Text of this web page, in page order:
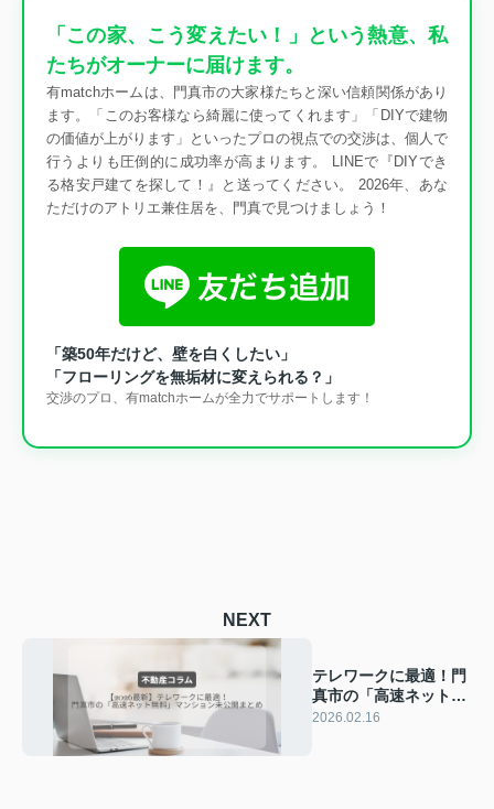
「この家、こう変えたい！」という熱意、私
たちがオーナーに届けます。
有matchホームは、門真市の大家様たちと深い信頼関係があり
ます。「このお客様なら綺麗に使ってくれます」「DIYで建物
の価値が上がります」といったプロの視点での交渉は、個人で
行うよりも圧倒的に成功率が高まります。 LINEで『DIYでき
る格安戸建てを探して！』と送ってください。 2026年、あな
ただけのアトリエ兼住居を、門真で見つけましょう！
「築50年だけど、壁を白くしたい」
「フローリングを無垢材に変えられる？」
交渉のプロ、有matchホームが全力でサポートします！
NEXT
テレワークに最適！門
真市の「高速ネット無
料」マンション未公開
2026.02.16